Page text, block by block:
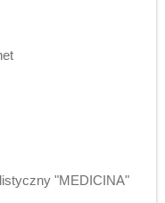
"MEDICINA"